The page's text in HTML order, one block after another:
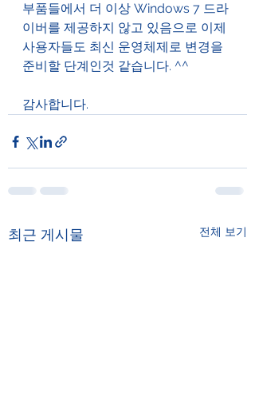
부품들에서 더 이상 Windows 7 드라
이버를 제공하지 않고 있음으로 이제
사용자들도 최신 운영체제로 변경을
준비할 단계인것 같습니다. ^^
감사합니다.
최근 게시물 전체 보기